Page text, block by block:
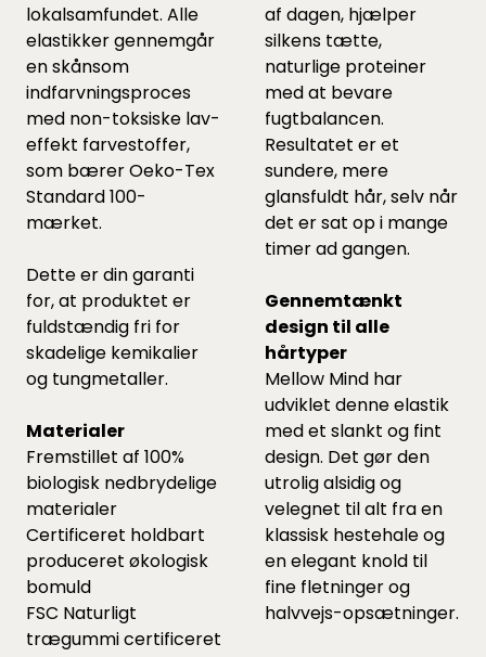
lokalsamfundet. Alle
elastikker gennemgår
en skånsom
indfarvningsproces
med non-toksiske lav-
effekt farvestoffer,
som bærer Oeko-Tex
Standard 100-
mærket.
Dette er din garanti
for, at produktet er
fuldstændig fri for
skadelige kemikalier
og tungmetaller.
Materialer
Fremstillet af 100%
biologisk nedbrydelige
materialer
Certificeret holdbart
produceret økologisk
bomuld
FSC Naturligt
trægummi certificeret
af dagen, hjælper
silkens tætte,
naturlige proteiner
med at bevare
fugtbalancen.
Resultatet er et
sundere, mere
glansfuldt hår, selv når
det er sat op i mange
timer ad gangen.
Gennemtænkt
design til alle
hårtyper
Mellow Mind har
udviklet denne elastik
med et slankt og fint
design. Det gør den
utrolig alsidig og
velegnet til alt fra en
klassisk hestehale og
en elegant knold til
fine fletninger og
halvvejs-opsætninger.